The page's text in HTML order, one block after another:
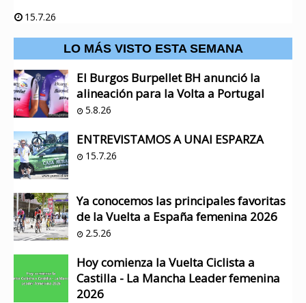
15.7.26
LO MÁS VISTO ESTA SEMANA
El Burgos Burpellet BH anunció la
alineación para la Volta a Portugal
5.8.26
ENTREVISTAMOS A UNAI ESPARZA
15.7.26
Ya conocemos las principales favoritas
de la Vuelta a España femenina 2026
2.5.26
Hoy comienza la Vuelta Ciclista a
Castilla - La Mancha Leader femenina
2026